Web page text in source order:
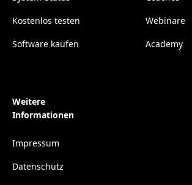
Kostenlos testen
Software kaufen
Webinare
Academy
Weitere
Informationen
Impressum
Datenschutz